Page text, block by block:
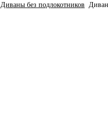
Диваны без подлокотников